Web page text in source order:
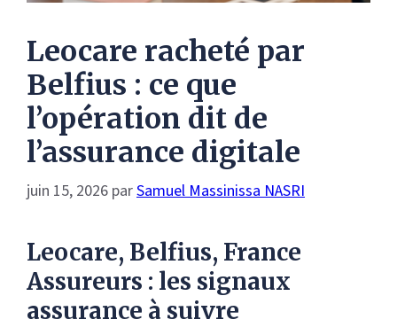
Leocare racheté par
Belfius : ce que
l’opération dit de
l’assurance digitale
juin 15, 2026 parSamuel Massinissa NASRI
Leocare, Belfius, France
Assureurs : les signaux
assurance à suivre